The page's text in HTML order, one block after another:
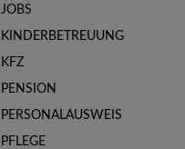
JOBS
KINDERBETREUUNG
KFZ
PENSION
PERSONALAUSWEIS
PFLEGE